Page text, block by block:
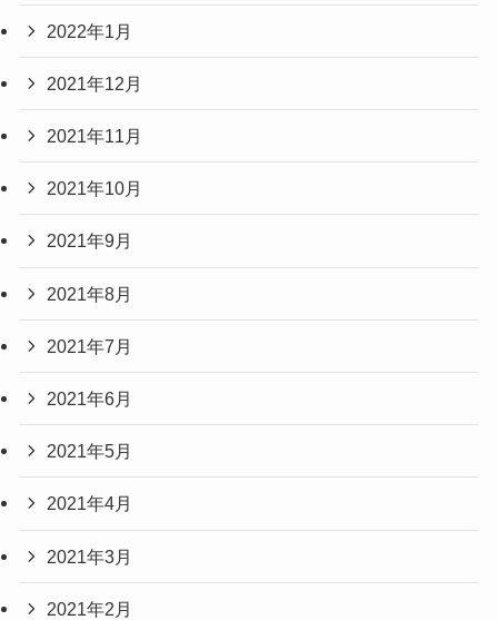
2022年1月
2021年12月
2021年11月
2021年10月
2021年9月
2021年8月
2021年7月
2021年6月
2021年5月
2021年4月
2021年3月
2021年2月